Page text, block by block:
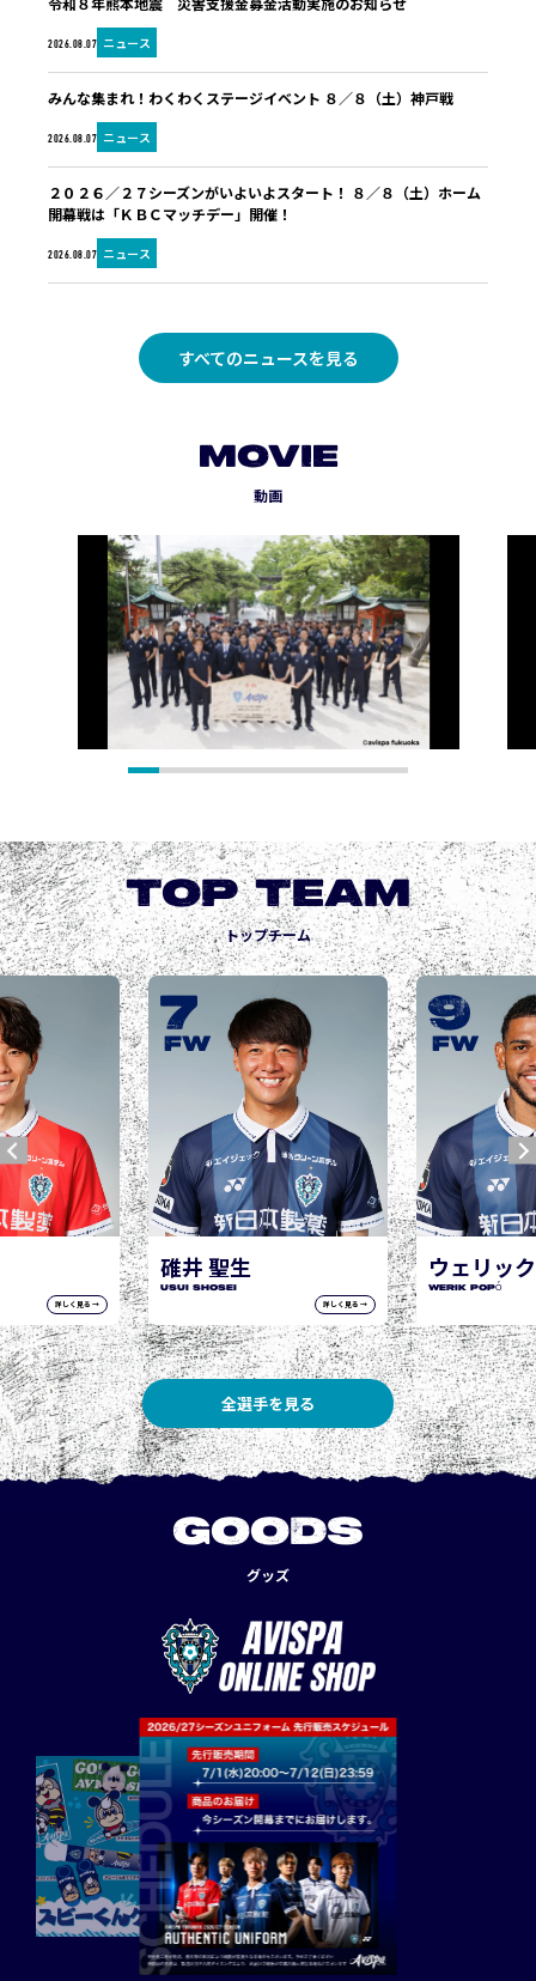
2026.08.07 ニュース
2026.08.07 ニュース
みんな集まれ！わくわくステージイベント ８／８（土）神戸戦
2026.08.07 ニュース
２０２６／２７シーズンがいよいよスタート！ ８／８（土）ホーム
開幕戦は「ＫＢＣマッチデー」開催！
すべてのニュースを見る
MOVIE
動画
TOP TEAM
トップチーム
詳しく見る →
ウェリック ポポ
WERIK POPÓ
詳しく見る →
9
FW
城後 寿
JOGO Hisashi
10
FW
全選手を見る
GOODS
グッズ